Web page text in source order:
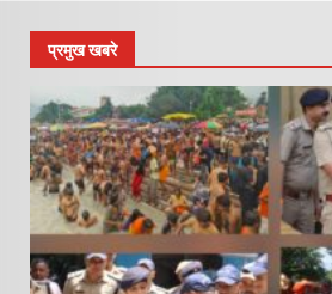
प्रमुख खबरे